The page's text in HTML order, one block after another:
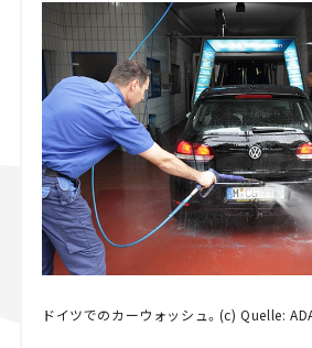
ドイツでのカーウォッシュ。(c) Quelle: